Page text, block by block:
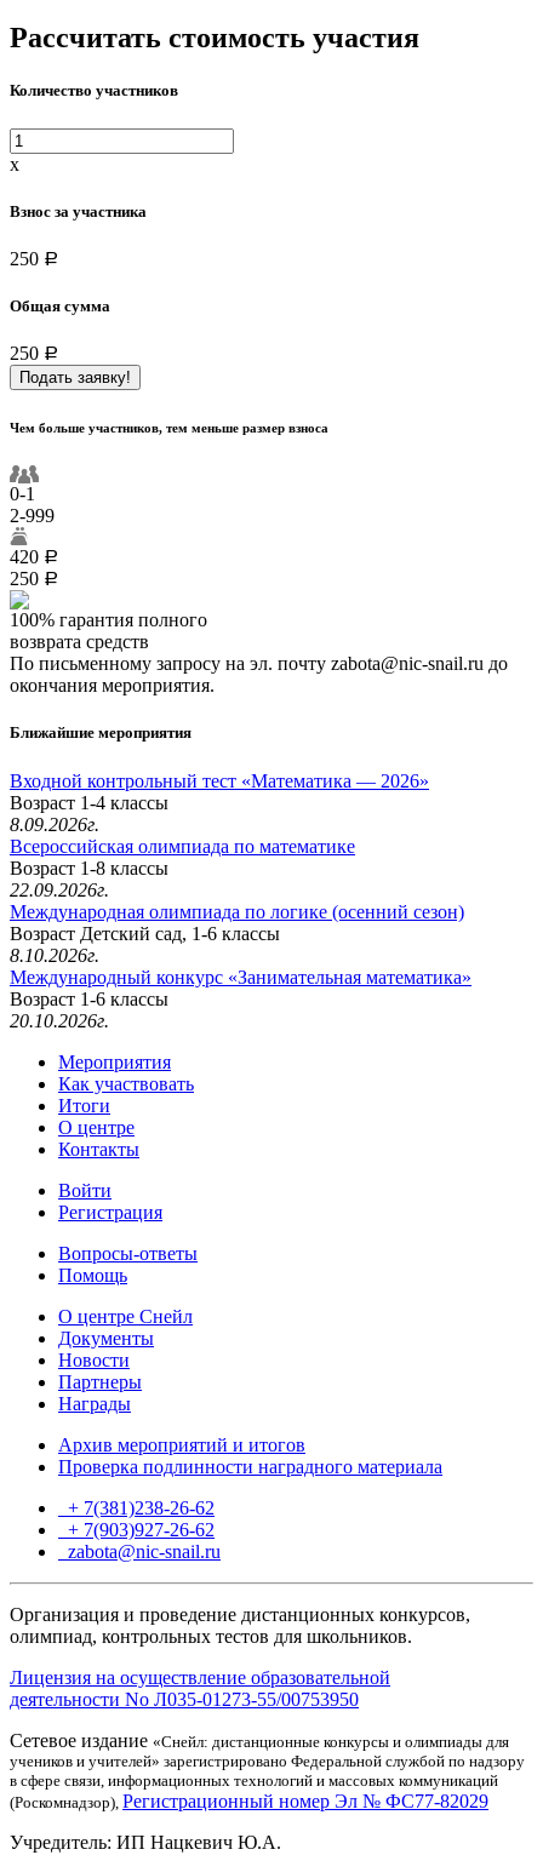
Рассчитать стоимость участия
Количество участников
x
Взнос за участника
250 a
Общая сумма
250 a
Подать заявку!
Чем больше участников, тем меньше размер взноса
0-1
2-999
420 a
250 a
100% гарантия полного
возврата средств
По письменному запросу на эл. почту zabota@nic-snail.ru до
окончания мероприятия.
Ближайшие мероприятия
Входной контрольный тест «Математика — 2026»
Возраст 1-4 классы
8.09.2026г.
Всероссийская олимпиада по математике
Возраст 1-8 классы
22.09.2026г.
Международная олимпиада по логике (осенний сезон)
Возраст Детский сад, 1-6 классы
8.10.2026г.
Международный конкурс «Занимательная математика»
Возраст 1-6 классы
20.10.2026г.
Мероприятия
Как участвовать
Итоги
О центре
Контакты
Войти
Регистрация
Вопросы-ответы
Помощь
О центре Снейл
Документы
Новости
Партнеры
Награды
Архив мероприятий и итогов
Проверка подлинности наградного материала
+ 7(381)238-26-62
+ 7(903)927-26-62
zabota@nic-snail.ru
Организация и проведение дистанционных конкурсов,
олимпиад, контрольных тестов для школьников.
Лицензия на осуществление образовательной
деятельности No Л035-01273-55/00753950
Сетевое издание «Снейл: дистанционные конкурсы и олимпиады для
учеников и учителей» зарегистрировано Федеральной службой по надзору
в сфере связи, информационных технологий и массовых коммуникаций
(Роскомнадзор), Регистрационный номер Эл № ФС77-82029
Учредитель: ИП Нацкевич Ю.А.